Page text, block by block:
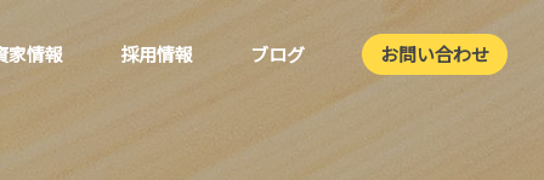
家情報 採用情報 ブログ お問い合わせ